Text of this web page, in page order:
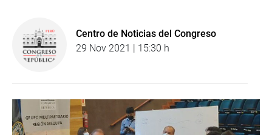
Centro de Noticias del Congreso
29 Nov 2021 | 15:30 h